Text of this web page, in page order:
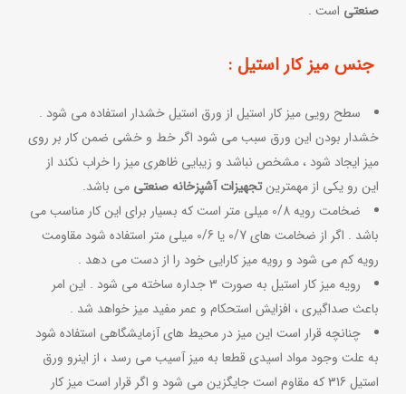
صنعتی است .
جنس میز کار استیل :
سطح رویی میز کار استیل از ورق استیل خشدار استفاده می شود .
خشدار بودن این ورق سبب می شود اگر خط و خشی ضمن کار بر روی
میز ایجاد شود ، مشخص نباشد و زیبایی ظاهری میز را خراب نکند از
این رو یکی از مهمترینتجهیزات آشپزخانه صنعتی می باشد.
ضخامت رویه 0/8 میلی متر است که بسیار برای این کار مناسب می
باشد . اگر از ضخامت های 0/7 یا 0/6 میلی متر استفاده شود مقاومت
رویه کم می شود و رویه میز کارایی خود را از دست می دهد .
رویه میز کار استیل به صورت 3 جداره ساخته می شود . این امر
باعث صداگیری ، افزایش استحکام و عمر مفید میز خواهد شد .
چنانچه قرار است این میز در محیط های آزمایشگاهی استفاده شود
به علت وجود مواد اسیدی قطعا به میز آسیب می رسد ، از اینرو ورق
استیل 316 که مقاوم است جایگزین می شود و اگر قرار است میز کار